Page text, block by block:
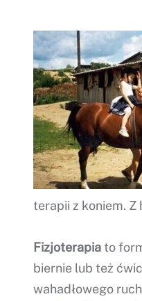
terapii z koniem. Z
Fizjoterapia to
biernie lub też
wahadłowego